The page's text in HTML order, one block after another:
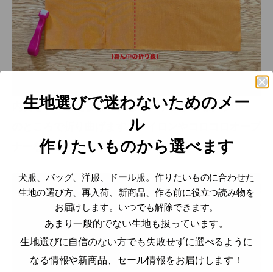
内側を表にしたままの状態で、今度は左端から16㎝
のところで折り曲げます。アイロンやコロコロオープ
ナーなどでしっかり折ります。
生地選びで迷わないためのメー
ル
作りたいものから選べます
犬服、バッグ、洋服、ドール服。作りたいものに合わせた
生地の選び方、再入荷、新商品、作る前に役立つ読み物を
お届けします。いつでも解除できます。
あまり一般的でない生地も扱っています。
生地選びに自信のない方でも失敗せずに選べるように
なる情報や新商品、セール情報をお届けします！